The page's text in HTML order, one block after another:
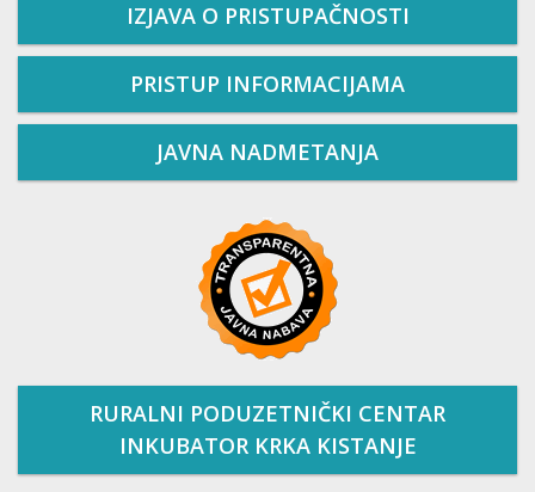
IZJAVA O PRISTUPAČNOSTI
PRISTUP INFORMACIJAMA
JAVNA NADMETANJA
RURALNI PODUZETNIČKI CENTAR
INKUBATOR KRKA KISTANJE